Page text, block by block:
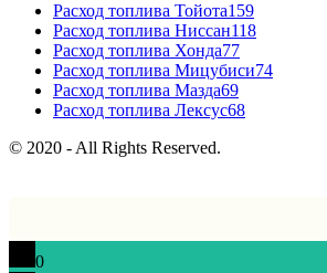
Расход топлива Тойота159
Расход топлива Ниссан118
Расход топлива Хонда77
Расход топлива Мицубиси74
Расход топлива Мазда69
Расход топлива Лексус68
© 2020 - All Rights Reserved.
0